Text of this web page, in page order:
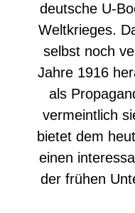
deutsche U-
Weltkrieges.
selbst noch
Jahre 1916
als
vermeintlich
bietet dem
einen
der frühen